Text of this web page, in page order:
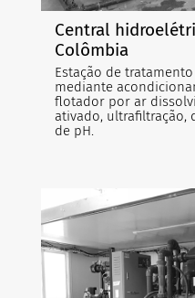
Central
Colômbia
Estação de
mediante
flotador por ar
ativado, ultrafiltração,
de pH.